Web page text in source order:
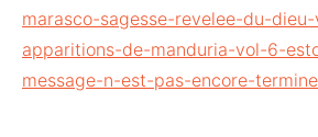
marasco-sagesse-revelee-du-
apparitions-de-manduria-vol-6-
message-n-est-pas-encore-termine